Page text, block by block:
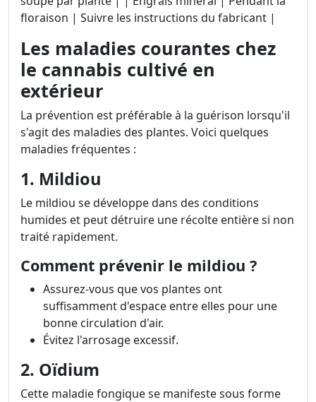
floraison | Suivre les instructions du fabricant |
Les maladies courantes chez
le cannabis cultivé en
extérieur
La prévention est préférable à la guérison lorsqu'il
s'agit des maladies des plantes. Voici quelques
maladies fréquentes :
1. Mildiou
Le mildiou se développe dans des conditions
humides et peut détruire une récolte entière si non
traité rapidement.
Comment prévenir le mildiou ?
Assurez-vous que vos plantes ont
suffisamment d'espace entre elles pour une
bonne circulation d'air.
Évitez l'arrosage excessif.
2. Oïdium
Cette maladie fongique se manifeste sous forme